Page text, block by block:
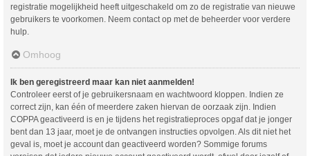
registratie mogelijkheid heeft uitgeschakeld om zo de registratie van nieuwe
gebruikers te voorkomen. Neem contact op met de beheerder voor verdere
hulp.
Omhoog
Ik ben geregistreerd maar kan niet aanmelden!
Controleer eerst of je gebruikersnaam en wachtwoord kloppen. Indien ze
correct zijn, kan één of meerdere zaken hiervan de oorzaak zijn. Indien
COPPA geactiveerd is en je tijdens het registratieproces opgaf dat je jonger
bent dan 13 jaar, moet je de ontvangen instructies opvolgen. Als dit niet het
geval is, moet je account dan geactiveerd worden? Sommige forums